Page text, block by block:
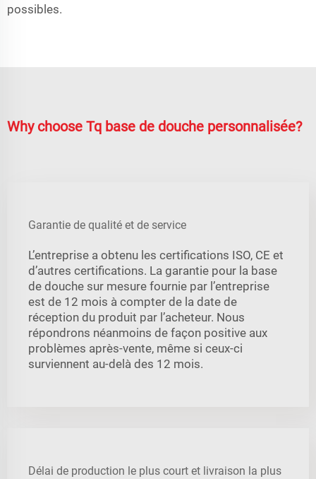
possibles.
Why choose Tq base de douche personnalisée?
Garantie de qualité et de service
L’entreprise a obtenu les certifications ISO, CE et
d’autres certifications. La garantie pour la base
de douche sur mesure fournie par l’entreprise
est de 12 mois à compter de la date de
réception du produit par l’acheteur. Nous
répondrons néanmoins de façon positive aux
problèmes après-vente, même si ceux-ci
surviennent au-delà des 12 mois.
Délai de production le plus court et livraison la plus